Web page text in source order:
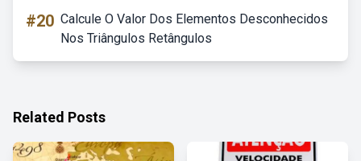
#20 Calcule O Valor Dos Elementos Desconhecidos
Nos Triângulos Retângulos
Related Posts